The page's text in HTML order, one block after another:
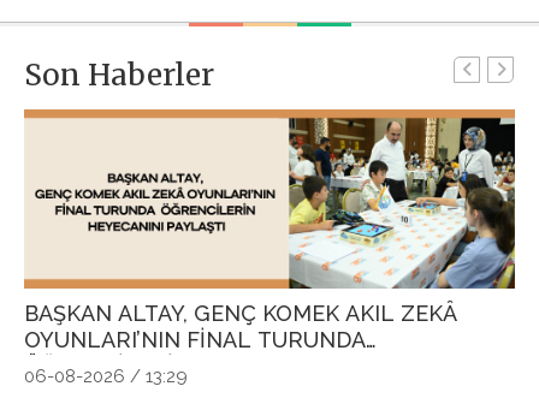
Son Haberler
BAŞKAN ALTAY, GENÇ KOMEK AKIL ZEKÂ
OYUNLARI’NIN FİNAL TURUNDA
ÖĞRENCİLERİN HEYECANINI PAYLAŞTI
06-08-2026 / 13:29